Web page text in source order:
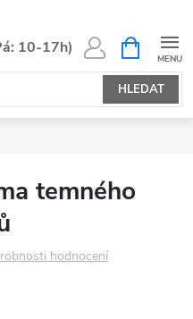
HLEDAT
NÁKUPNÍ
KOŠÍK
temného
hodnocení